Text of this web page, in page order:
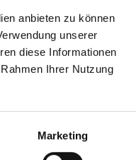
anbieten zu können
unserer
diese Informationen
Ihrer Nutzung
Marketing